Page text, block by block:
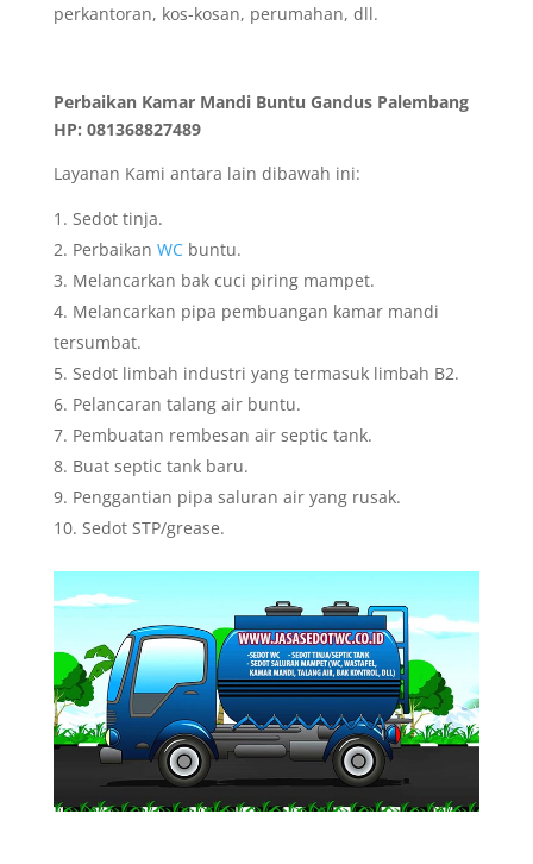
perkantoran, kos-kosan, perumahan, dll.
Perbaikan Kamar Mandi Buntu Gandus Palembang
HP: 081368827489
Layanan Kami antara lain dibawah ini:
Sedot tinja.
Perbaikan WCbuntu.
Melancarkan bak cuci piring mampet.
Melancarkan pipa pembuangan kamar mandi
tersumbat.
Sedot limbah industri yang termasuk limbah B2.
Pelancaran talang air buntu.
Pembuatan rembesan air septic tank.
Buat septic tank baru.
Penggantian pipa saluran air yang rusak.
Sedot STP/grease.